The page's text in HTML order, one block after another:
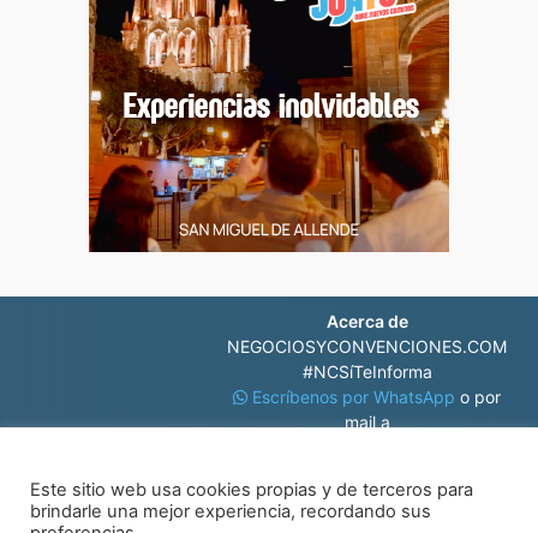
Acerca de
NEGOCIOSYCONVENCIONES.COM
#NCSíTeInforma
Escríbenos por WhatsAppo por
mail a
Este sitio web usa cookies propias y de terceros para
brindarle una mejor experiencia, recordando sus